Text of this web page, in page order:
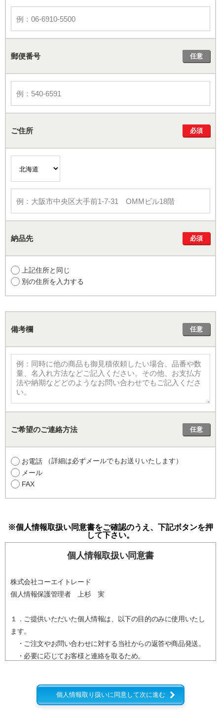
郵便番号 任意
ご住所 必須
納品先 必須
上記住所と同じ
別の住所を入力する
備考欄 任意
ご希望のご連絡方法 任意
お電話 （詳細は必ずメールでもお送りいたします）
メール
FAX
※個人情報取扱い同意書をご確認のうえ、下記ボタンを押
して下さい。
個人情報取扱い同意書
株式会社コーエイトレード
個人情報保護管理者 上杉 実
１．ご提供いただいた個人情報は、以下の目的のみに使用いたし
ます。
・ご注文やお問い合わせに対する当社からの返答や商品発送。
・必要に応じてお客様と連絡を取るため。
個人情報取り扱いに同意して次に進む